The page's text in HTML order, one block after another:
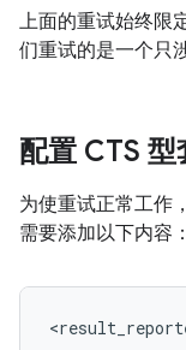
上面的重试始终限
们重试的是一个只
配置 CTS
为使重试正常工作
需要添加以下内容：